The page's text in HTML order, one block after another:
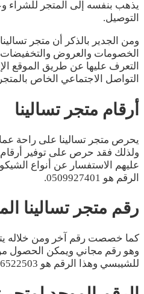
يذهب بنفسه إلى المتجر
التوصيل.
ومن الجدير بالذكر أن متجر
الخصومات والعروض
التعرف عليها عن طريق الموقع
التواصل الاجتماعي الخاص
أرقام متجر تسالينا
يحرص متجر تسالينا على راحة
ولذلك فقد حرص على توفير
عليهم الاستفسار عن أنواع
الرقم هو 0509927401.
رقم متجر تسالينا
كما خصصت رقم آخر ومن خلاله
وهو رقم مجاني ويمكن الحصول
للشيبسي وهذا الرقم هو 0566522503.